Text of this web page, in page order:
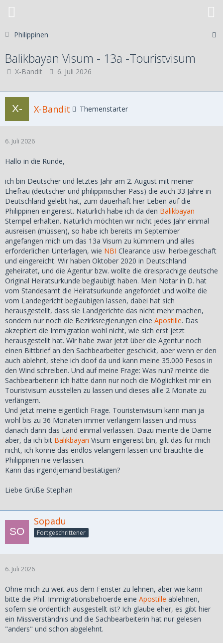
Philippinen
Balikbayan Visum - 13a -Touristvisum
X-Bandit 6. Juli 2026
X-Bandit Themenstarter
6. Juli 2026
Hallo in die Runde,
ich bin Deutscher und letztes Jahr am 2. August mit meiner
Ehefrau (deutscher und philippinischer Pass) die auch 33 Jahre in
Deutschland gelebt hat, zum dauerhaft hier Leben auf die
Philippinen eingereist. Natürlich habe ich da den Balikbayan
Stempel erhalten. Natürlich möchten wir nicht jedes Jahr einmal
ausreisen (müssen), so habe ich bereits im September
angefangen mich um das 13a Visum zu kümmern und alles
erforderlichen Unterlagen, wie NBI Clearance usw. herbeigeschaft
und eingereicht. Wir haben Oktober 2020 in Deutschland
geheiratet, und die Agentur bzw. wollte die dreisprachige deutsche
Original Heiratsurkunde beglaubigt haben. Mein Notar in D. hat
vom Standesamt die Heiratsurkunde angefordet und wollte die
vom Landegericht beglaubigen lassen, dabei hat sich
herausgestellt, dass sie Landgerichte das nicht mehr machen,
sondern nur noch die Bezirksregierungen eine Apostille. Das
akzeptiert die Immigration wohl nicht, wie sich erst jetzt
herausgestellt hat. Wir habe zwar jetzt über die Agentur noch
einen Bittbrief an den Sachbearbeiter geschickt, aber wenn er den
auch ablehnt, stehe ich doof da und kann meine 35.000 Pesos in
den Wind schreiben. Und auf meine Frage: Was nun? meinte die
Sachbearbeiterin ich hätte dann nur noch die Möglichkeit mir ein
Touristvisum ausstellen zu lassen und dieses allle 2 Monate zu
verlängern.
Und jetzt meine eigentlich Frage. Touristenvisum kann man ja
wohl bis zu 36 Monaten immer verlängern lassen und muss
danach dann das Land einmal verlassen. Dazu meinte die Dame
aber, da ich bit Balikbayan Visum eingereist bin, gilt das für mich
nicht, ich könne das endlos velängern lassen und bräuchte die
Philippinen nie verlassen.
Kann das irgendjemand bestätigen?
Liebe Grüße Stephan
Sopadu
Fortgeschrittener
6. Juli 2026
Ohne mich zu weit aus dem Fenster zu lehnen, aber wie kann
bitte die Phil. Immigrationsbehoerde eine Apostille ablehnen,
sofern sie ordentlich ausgestellt ist? Ich glaube eher, es gibt hier
ein Missverständnis und die Sachbearbeiterin hat nur gelesen
"anders" und schon abgelehnt.